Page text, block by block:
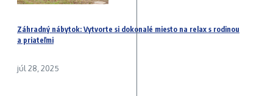
Záhradný nábytok: Vytvorte si dokonalé miesto na relax s rodinou
a priateľmi
júl 28, 2025